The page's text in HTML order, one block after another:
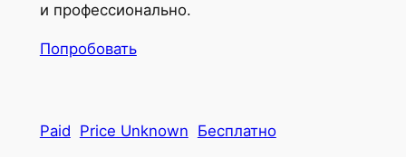
и профессионально.
Попробовать
Paid Price Unknown Бесплатно